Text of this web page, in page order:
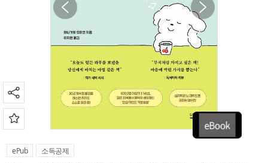
ePub 소득공제